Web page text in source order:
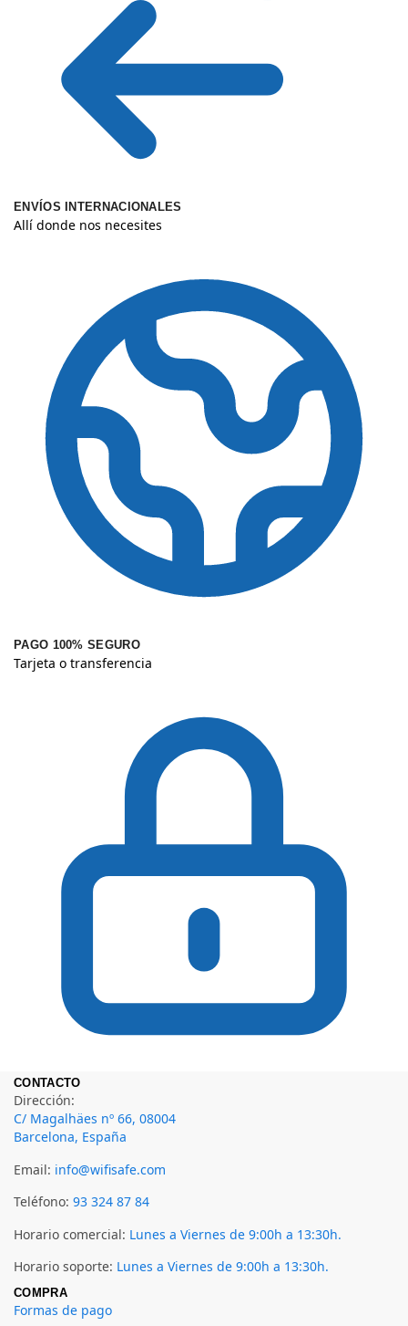
ENVÍOS INTERNACIONALES
Allí donde nos necesites
PAGO 100% SEGURO
Tarjeta o transferencia
CONTACTO
Dirección:
C/ Magalhäes nº 66, 08004
Barcelona, España
Email: info@wifisafe.com
Teléfono: 93 324 87 84
Horario comercial: Lunes a Viernes de 9:00h a 13:30h.
Horario soporte: Lunes a Viernes de 9:00h a 13:30h.
COMPRA
Formas de pago